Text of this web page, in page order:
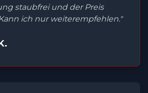
staubfrei und der Preis
ich nur weiterempfehlen."